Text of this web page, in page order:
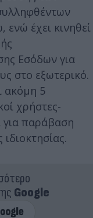
έχει κινηθεί
Εσόδων για
στο εξωτερικό.
ακόμη 5
χρήστες-
για παράβαση
Google